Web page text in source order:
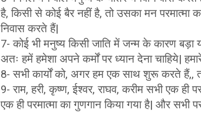
है, किसी से कोई बैर नहीं है, तो उसका मन परमात्मा
निवास करते हैं|
7- कोई भी मनुष्य किसी जाति में जन्म के कारण बड़ा
अतः हमें हमेशा अपने कर्मों पर ध्यान देना चाहिये|
8- सभी कार्यों को, अगर हम एक साथ शुरू करते हैं,,
9- राम, हरी, कृष्ण, ईश्वर, राघव, करीम सभी एक
एक ही परमात्मा का गुणगान किया गया है| और सभी